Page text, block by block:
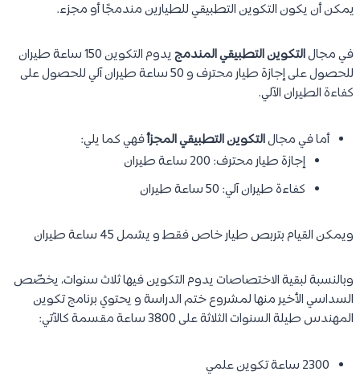
يمكن أن يكون التكوين التطبيقي للطيارين مندمجًا أو مجزء.
في مجالالتكوين التطبيقي المندمج
يدوم التكوين 150 ساعة طيران
للحصول على إجازة طيار محترف و 50 ساعة طيران آلي للحصول على
كفاءة الطيران الآلي.
أما في مجالالتكوين التطبيقي المجزأفهي كما يلي:
إجازة طيار محترف: 200 ساعة طيران
كفاءة طيران آلي: 50 ساعة طيران
ويمكن القيام بتربص طيار خاص فقط و يشمل 45 ساعة طيران
وبالنسبة لبقية الاختصاصات يدوم التكوين فيها ثلاث سنوات، يخصّص
السداسي الأخير منها لمشروع ختم الدراسة و يحتوي برنامج تكوين
المهندس طيلة السنوات الثلاثة على 3800 ساعة مقسمة كالآتي:
2300 ساعة تكوين علمي